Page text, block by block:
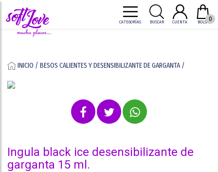
BOLSA 0
CUENTA
BUSCAR
CATEGORÍAS
INICIO / BESOS CALIENTES Y DESENSIBILIZANTE DE GARGANTA/
ingula black ice desensibilizante de
garganta 15 ml.